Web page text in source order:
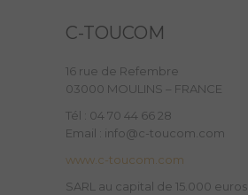
C-TOUCOM
16 rue de Refembre
03000 MOULINS – FRANCE
Tél : 04 70 44 66 28
Email : info@c-toucom.com
www.c-toucom.com
SARL au capital de 15.000 euros